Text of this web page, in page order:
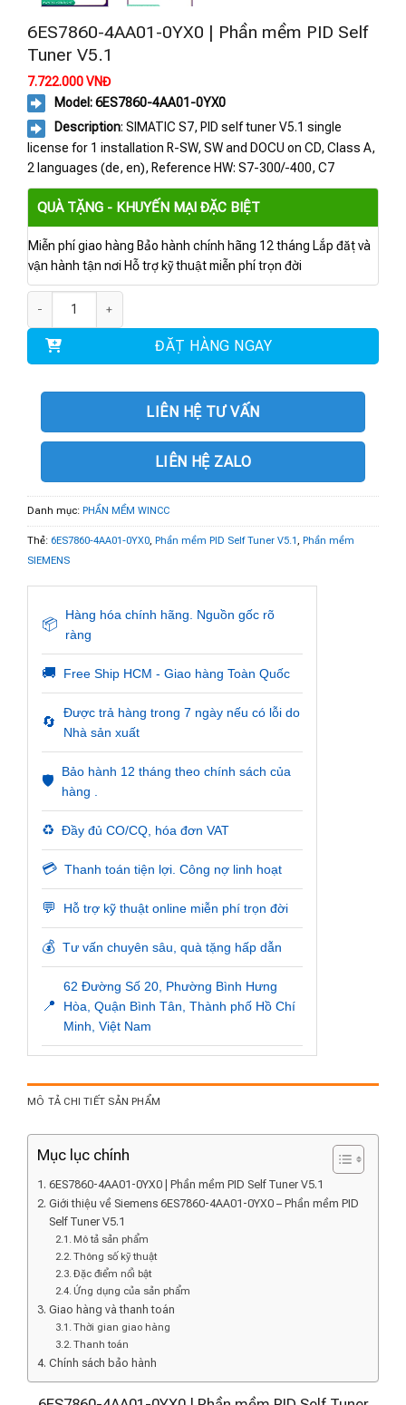
6ES7860-4AA01-0YX0 | Phần mềm PID Self
Tuner V5.1
7.722.000VNĐ
Model: 6ES7860-4AA01-0YX0
Description: SIMATIC S7, PID self tuner V5.1 single
license for 1 installation R-SW, SW and DOCU on CD, Class A,
2 languages (de, en), Reference HW: S7-300/-400, C7
QUÀ TẶNG - KHUYẾN MẠI ĐẶC BIỆT
Miễn phí giao hàng Bảo hành chính hãng 12 tháng Lắp đặt và
vận hành tận nơi Hỗ trợ kỹ thuật miễn phí trọn đời
ĐẶT HÀNG NGAY
LIÊN HỆ TƯ VẤN
LIÊN HỆ ZALO
Danh mục: PHẦN MỀM WINCC
Thẻ: 6ES7860-4AA01-0YX0, Phần mềm PID Self Tuner V5.1, Phần mềm
SIEMENS
📦
Hàng hóa chính hãng. Nguồn gốc rõ
ràng
🚚 Free Ship HCM - Giao hàng Toàn Quốc
🔄
Được trả hàng trong 7 ngày nếu có lỗi do
Nhà sản xuất
🛡️
Bảo hành 12 tháng theo chính sách của
hàng .
♻️ Đầy đủ CO/CQ, hóa đơn VAT
💳 Thanh toán tiện lợi. Công nợ linh hoạt
💬 Hỗ trợ kỹ thuật online miễn phí trọn đời
💰 Tư vấn chuyên sâu, quà tặng hấp dẫn
📍
62 Đường Số 20, Phường Bình Hưng
Hòa, Quận Bình Tân, Thành phố Hồ Chí
Minh, Việt Nam
MÔ TẢ CHI TIẾT SẢN PHẨM
Mục lục chính
6ES7860-4AA01-0YX0 | Phần mềm PID Self Tuner V5.1
Giới thiệu về Siemens 6ES7860-4AA01-0YX0 – Phần mềm PID
Self Tuner V5.1
Mô tả sản phẩm
Thông số kỹ thuật
Đặc điểm nổi bật
Ứng dụng của sản phẩm
Giao hàng và thanh toán
Thời gian giao hàng
Thanh toán
Chính sách bảo hành